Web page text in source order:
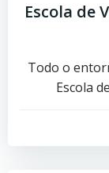
Escola de
Todo o
Escola